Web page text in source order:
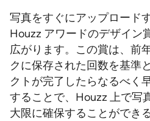
写真をすぐにアップロード
Houzz アワードのデザイン
広がります。この賞は、前
クに保存された回数を基準
クトが完了したらなるべく
することで、Houzz 上で写
大限に確保することができ